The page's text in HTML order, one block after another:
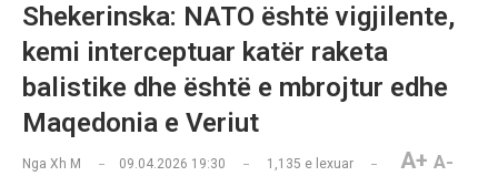
Shekerinska: NATO është vigjilente,
kemi interceptuar katër raketa
balistike dhe është e mbrojtur edhe
Maqedonia e Veriut
Nga Xh M 09.04.2026 19:30 1,135 e lexuar A+ A-